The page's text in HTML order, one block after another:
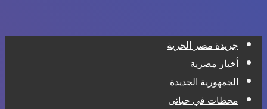
جريدة مصر الحرية
أخبار مصرية
الجمهورية الجديدة
محطات في حياتى